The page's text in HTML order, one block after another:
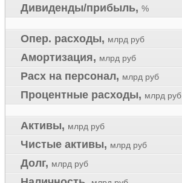
Дивиденды/прибыль, %
Опер. расходы, млрд руб
Амортизация, млрд руб
Расх на персонал, млрд руб
Процентные расходы, млрд руб
Активы, млрд руб
Чистые активы, млрд руб
Долг, млрд руб